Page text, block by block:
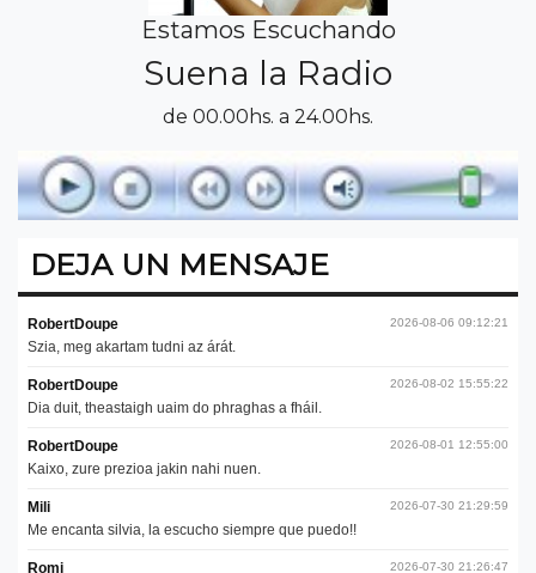
Estamos Escuchando
Suena la Radio
de 00.00hs. a 24.00hs.
DEJA UN MENSAJE